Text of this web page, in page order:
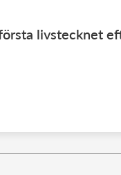
livstecknet